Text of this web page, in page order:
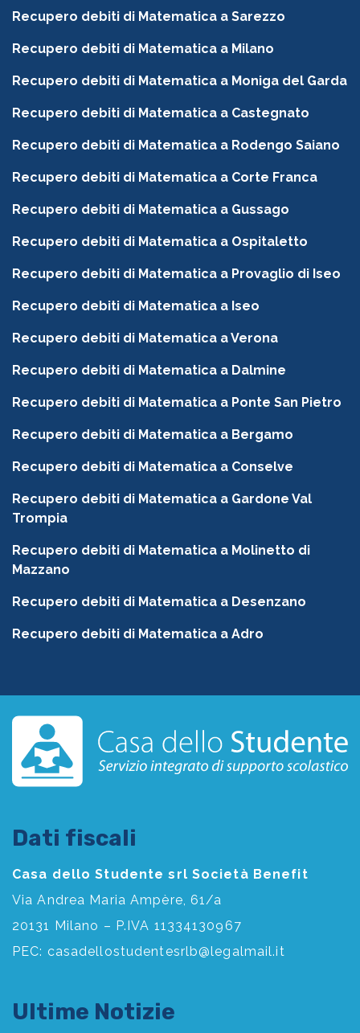
Recupero debiti di Matematica a Sarezzo
Recupero debiti di Matematica a Milano
Recupero debiti di Matematica a Moniga del Garda
Recupero debiti di Matematica a Castegnato
Recupero debiti di Matematica a Rodengo Saiano
Recupero debiti di Matematica a Corte Franca
Recupero debiti di Matematica a Gussago
Recupero debiti di Matematica a Ospitaletto
Recupero debiti di Matematica a Provaglio di Iseo
Recupero debiti di Matematica a Iseo
Recupero debiti di Matematica a Verona
Recupero debiti di Matematica a Dalmine
Recupero debiti di Matematica a Ponte San Pietro
Recupero debiti di Matematica a Bergamo
Recupero debiti di Matematica a Conselve
Recupero debiti di Matematica a Gardone Val
Trompia
Recupero debiti di Matematica a Molinetto di
Mazzano
Recupero debiti di Matematica a Desenzano
Recupero debiti di Matematica a Adro
Dati fiscali
Casa dello Studente srl Società Benefit
Via Andrea Maria Ampère, 61/a
20131 Milano – P.IVA 11334130967
PEC: casadellostudentesrlb@legalmail.it
Ultime Notizie